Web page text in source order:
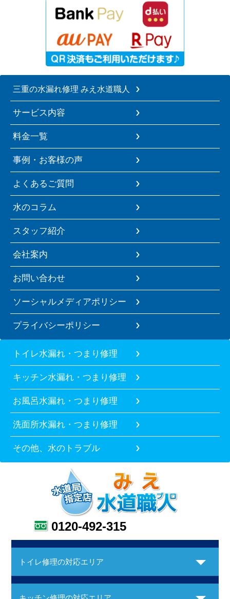
三重の水漏れ修理 みえ水道職人
サービス内容
料金一覧
事例・お客様の声
よくあるご質問
水のコラム
スタッフ紹介
会社案内
お問い合わせ
ソーシャルメディアポリシー
プライバシーポリシー
トイレ水漏れ・つまり修理
キッチン水漏れ・つまり修理
お風呂水漏れ・つまり修理
洗面所水漏れ・つまり修理
その他、水のトラブル
0120-492-315
トイレ修理の対応エリア